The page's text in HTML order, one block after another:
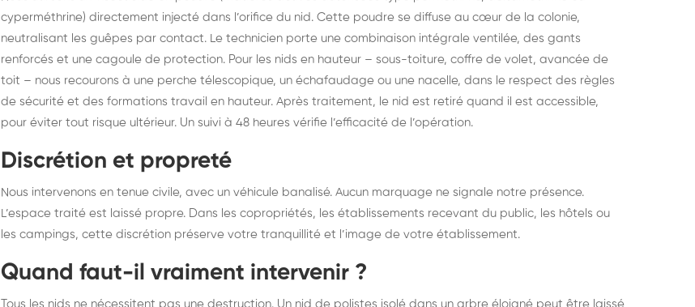
cyperméthrine) directement injecté dans l’orifice du nid. Cette poudre se diffuse au cœur de la colonie,
neutralisant les guêpes par contact. Le technicien porte une combinaison intégrale ventilée, des gants
renforcés et une cagoule de protection. Pour les nids en hauteur – sous-toiture, coffre de volet, avancée de
toit – nous recourons à une perche télescopique, un échafaudage ou une nacelle, dans le respect des règles
de sécurité et des formations travail en hauteur. Après traitement, le nid est retiré quand il est accessible,
pour éviter tout risque ultérieur. Un suivi à 48 heures vérifie l’efficacité de l’opération.
Discrétion et propreté
Nous intervenons en tenue civile, avec un véhicule banalisé. Aucun marquage ne signale notre présence.
L’espace traité est laissé propre. Dans les copropriétés, les établissements recevant du public, les hôtels ou
les campings, cette discrétion préserve votre tranquillité et l’image de votre établissement.
Quand faut-il vraiment intervenir ?
Tous les nids ne nécessitent pas une destruction. Un nid de polistes isolé dans un arbre éloigné peut être laissé